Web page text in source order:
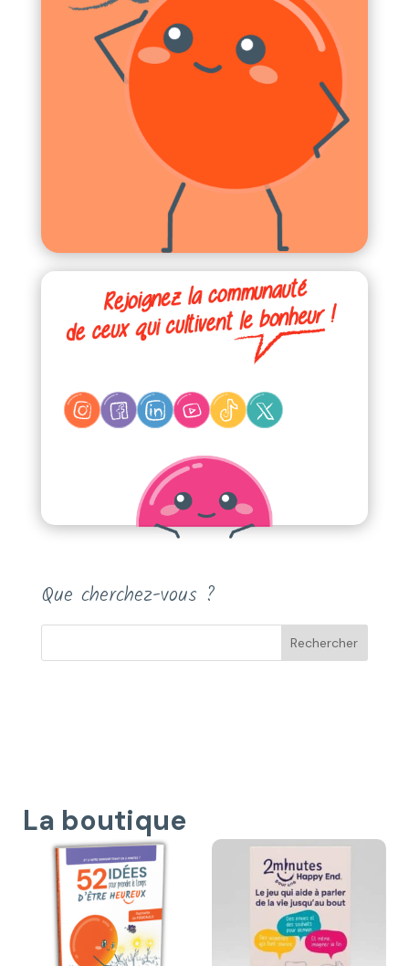
Que cherchez-vous ?
La boutique